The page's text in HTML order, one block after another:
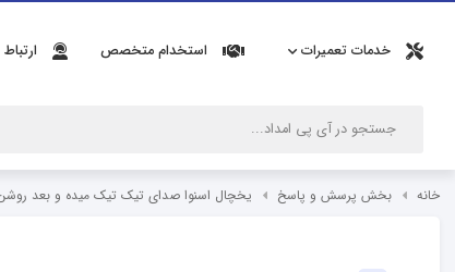
خدمات تعمیرات استخدام متخصص
خانه بخش پرسش و پاسخ یخچال اسنوا صدای تیک تیک میده و بعد